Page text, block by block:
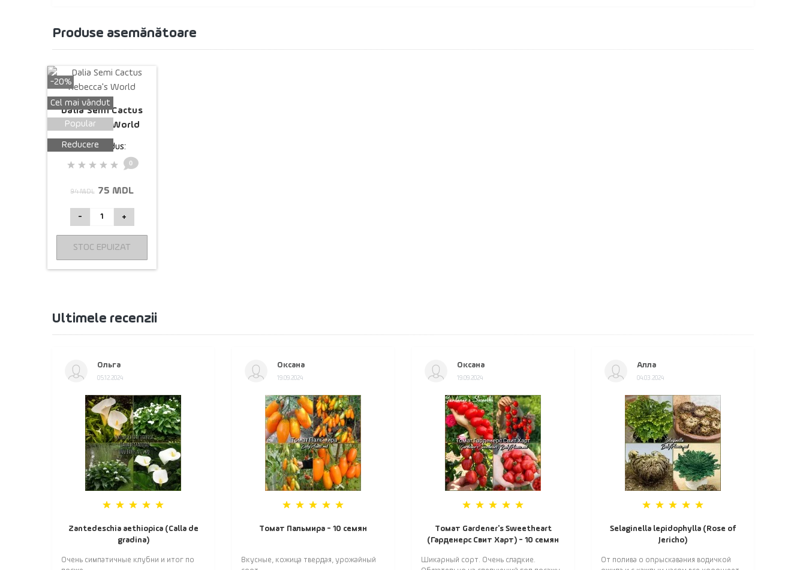
Produse asemănătoare
-20%
Cel mai vândut
Popular
Reducere
Dalia Semi Cactus
Rebecca's World
Cod produs:
0
94 MDL 75 MDL
- +
STOC EPUIZAT
Ultimele recenzii
Ольга
05.12.2024
Zantedeschia aethiopica (Calla de
gradina)
Очень симпатичные клубни и итог по
Оксана
19.09.2024
Томат Пальмира - 10 семян
Вкусные, кожица твердая, урожайный
Оксана
19.09.2024
Томат Gardener's Sweetheart
(Гарденерс Свит Харт) - 10 семян
Шикарный сорт. Очень сладкие.
Алла
04.03.2024
Selaginella lepidophylla (Rose of
Jericho)
От полива о опрыскавания водичкой